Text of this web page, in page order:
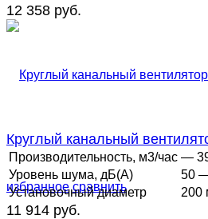
12 358 руб.
избранное сравнить
Круглый канальный
Производительность, м3/час —
Уровень шума, дБ(А)
50
Установочный диаметр
200
11 914 руб.